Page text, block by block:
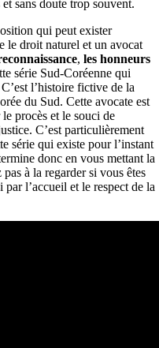
sans doute trop souvent.
qui peut exister
le droit naturel et un avocat
, les honneurs
série Sud-Coréenne qui
C’est l’histoire fictive de la
du Sud. Cette avocate est
procès et le souci de
C’est particulièrement
série qui existe pour l’instant
donc en vous mettant la
à la regarder si vous êtes
par l’accueil et le respect de la